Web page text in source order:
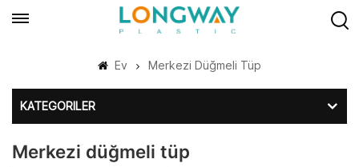
Ev Merkezi Düğmeli Tüp
KATEGORILER
Merkezi düğmeli tüp